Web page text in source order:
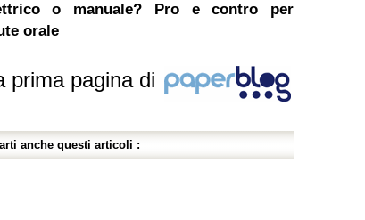
o manuale? Pro e contro per
orale
prima pagina di
anche questi articoli :